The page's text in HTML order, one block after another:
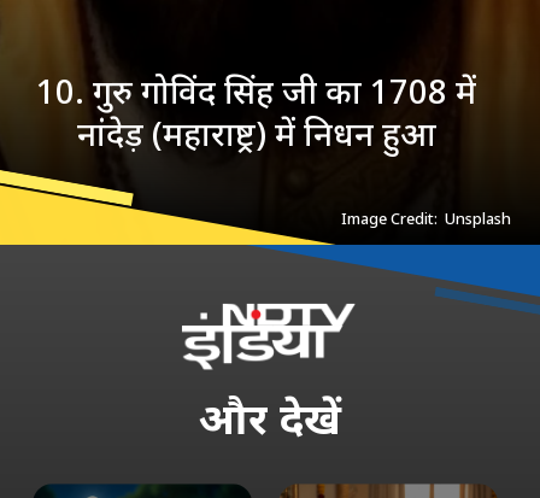
10. गुरु गोविंद सिंह जी का 1708 में
नांदेड़ (महाराष्ट्र) में निधन हुआ
Image Credit: Unsplash
और देखें